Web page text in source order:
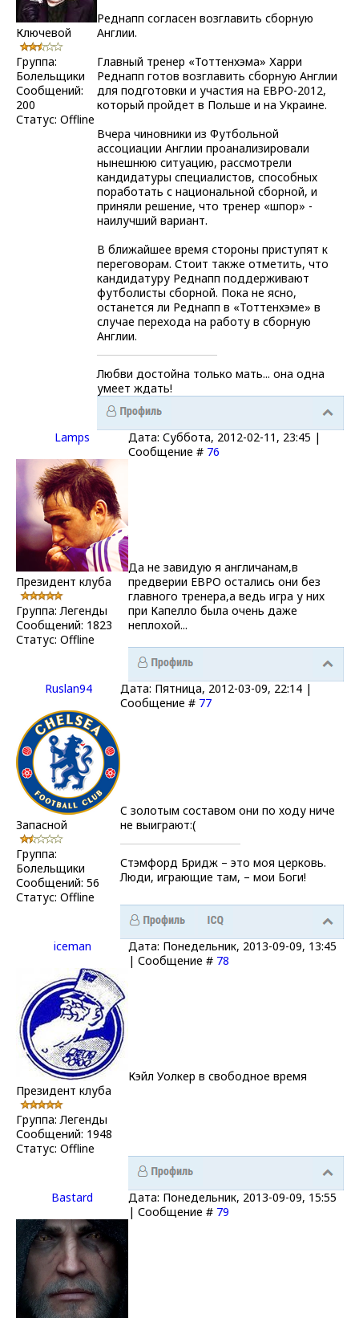
Ключевой
Группа:
Болельщики
Сообщений:
200
Статус: Offline
Реднапп согласен возглавить сборную
Англии.
Главный тренер «Тоттенхэма» Харри
Реднапп готов возглавить сборную Англии
для подготовки и участия на ЕВРО-2012,
который пройдет в Польше и на Украине.
Вчера чиновники из Футбольной
ассоциации Англии проанализировали
нынешнюю ситуацию, рассмотрели
кандидатуры специалистов, способных
поработать с национальной сборной, и
приняли решение, что тренер «шпор» -
наилучший вариант.
В ближайшее время стороны приступят к
переговорам. Стоит также отметить, что
кандидатуру Реднапп поддерживают
футболисты сборной. Пока не ясно,
останется ли Реднапп в «Тоттенхэме» в
случае перехода на работу в сборную
Англии.
Любви достойна только мать... она одна
умеет ждать!
Lamps
Дата: Суббота, 2012-02-11, 23:45 |
Сообщение # 76
Президент клуба
Группа: Легенды
Сообщений: 1823
Статус: Offline
Да не завидую я англичанам,в
предверии ЕВРО остались они без
главного тренера,а ведь игра у них
при Капелло была очень даже
неплохой...
Ruslan94
Дата: Пятница, 2012-03-09, 22:14 |
Сообщение # 77
Запасной
Группа:
Болельщики
Сообщений: 56
Статус: Offline
C золотым составом они по ходу ниче
не выиграют:(
Стэмфорд Бридж – это моя церковь.
Люди, играющие там, – мои Боги!
iceman
Дата: Понедельник, 2013-09-09, 13:45
| Сообщение # 78
Президент клуба
Группа: Легенды
Сообщений: 1948
Статус: Offline
Кэйл Уолкер в свободное время
Bastard
Дата: Понедельник, 2013-09-09, 15:55
| Сообщение # 79